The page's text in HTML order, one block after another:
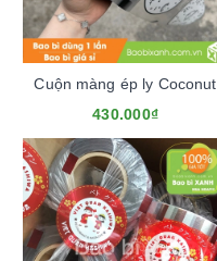
Cuộn màng ép ly Coconut
430.000₫